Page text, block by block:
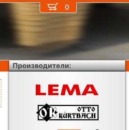
0
Производители: